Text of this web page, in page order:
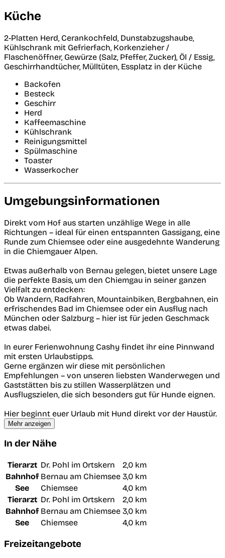
Küche
2-Platten Herd, Cerankochfeld, Dunstabzugshaube,
Kühlschrank mit Gefrierfach, Korkenzieher /
Flaschenöffner, Gewürze (Salz, Pfeffer, Zucker), Öl / Essig,
Geschirrhandtücher, Mülltüten, Essplatz in der Küche
Backofen
Besteck
Geschirr
Herd
Kaffeemaschine
Kühlschrank
Reinigungsmittel
Spülmaschine
Toaster
Wasserkocher
Umgebungsinformationen
Direkt vom Hof aus starten unzählige Wege in alle
Richtungen – ideal für einen entspannten Gassigang, eine
Runde zum Chiemsee oder eine ausgedehnte Wanderung
in die Chiemgauer Alpen.
Etwas außerhalb von Bernau gelegen, bietet unsere Lage
die perfekte Basis, um den Chiemgau in seiner ganzen
Vielfalt zu entdecken:
Ob Wandern, Radfahren, Mountainbiken, Bergbahnen, ein
erfrischendes Bad im Chiemsee oder ein Ausflug nach
München oder Salzburg – hier ist für jeden Geschmack
etwas dabei.
In eurer Ferienwohnung Cashy findet ihr eine Pinnwand
mit ersten Urlaubstipps.
Gerne ergänzen wir diese mit persönlichen
Empfehlungen – von unseren liebsten Wanderwegen und
Gaststätten bis zu stillen Wasserplätzen und
Ausflugszielen, die sich besonders gut für Hunde eignen.
Hier beginnt euer Urlaub mit Hund direkt vor der Haustür.
Mehr anzeigen
In der Nähe
Tierarzt Dr. Pohl im Ortskern
2,0 km
Bahnhof Bernau am Chiemsee 3,0 km
See
Chiemsee
4,0 km
Tierarzt Dr. Pohl im Ortskern
2,0 km
Bahnhof Bernau am Chiemsee 3,0 km
See
Chiemsee 4,0 km
Freizeitangebote